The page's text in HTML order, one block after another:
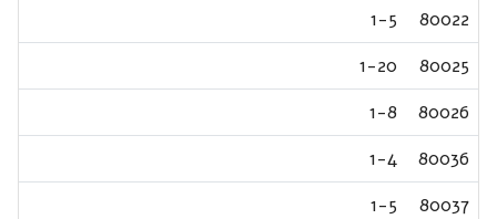
80022
1-5
80025
1-20
80026
1-8
80036
1-4
80037
1-5